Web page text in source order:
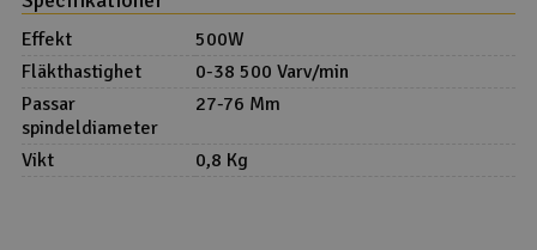
Effekt
500W
Fläkthastighet
0-38 500 Varv/min
Passar
spindeldiameter
27-76 Mm
Vikt 0,8 Kg